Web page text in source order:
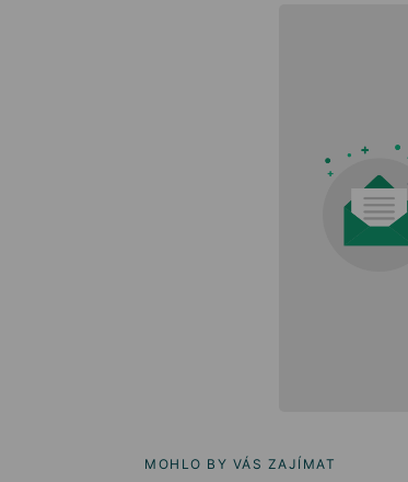
MOHLO BY VÁS ZAJÍMAT